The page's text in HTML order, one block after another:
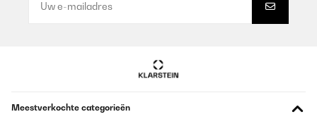
Meestverkochte categorieën